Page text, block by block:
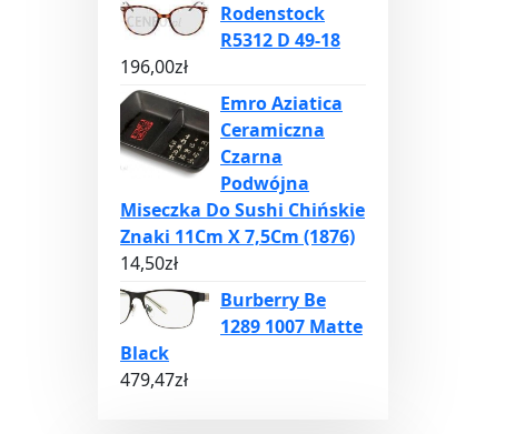
Rodenstock
R5312 D 49-18
196,00zł
Emro Aziatica
Ceramiczna
Czarna
Podwójna
Miseczka Do Sushi Chińskie
Znaki 11Cm X 7,5Cm (1876)
14,50zł
Burberry Be
1289 1007 Matte
Black
479,47zł